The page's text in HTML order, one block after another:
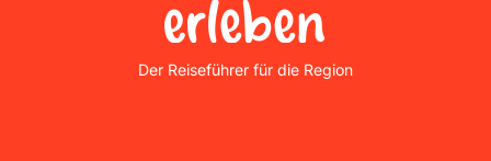
Nordhessen Erleben
Der Reiseführer für die Region